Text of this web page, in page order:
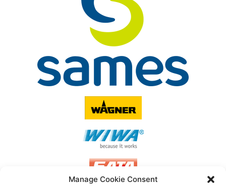
Manage Cookie Consent